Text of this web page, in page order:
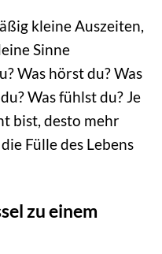
kleine Auszeiten,
Sinne
Was hörst du? Was
Was fühlst du? Je
bist, desto mehr
Fülle des Lebens
zu einem